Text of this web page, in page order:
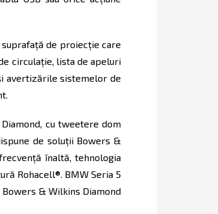
de proiecţie care
circulaţie, lista de apeluri
avertizările sistemelor de
cu tweetere dom
de soluţii Bowers &
înaltă, tehnologia
Rohacell®. BMW Seria 5
& Wilkins Diamond